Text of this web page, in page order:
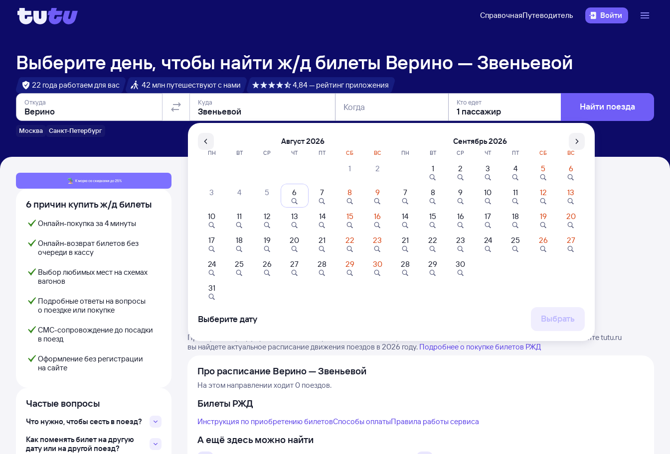
СправочнаяПутеводитель Войти
Выберите день, чтобы найти ж/д билеты Верино — Звеньевой
22 года работаем для вас 42 млн путешествуют с нами 4,84 — рейтинг приложения
Откуда
Москва Санкт-Петербург
Куда Когда Кто едет Найти поезда
6 причин купить ж/д билеты
Онлайн-покупка за 4 минуты
Онлайн-возврат билетов без
очереди в кассу
Выбор любимых мест на схемах
вагонов
Подробные ответы на вопросы
о поездке или покупке
СМС-сопровождение до посадки
в поезд
Оформление без регистрации
на сайте
Частые вопросы
Что нужно, чтобы сесть в поезд?
Как поменять билет на другую
дату или на другой поезд?
Расписание поездов Верино — Звеньевой
Нет рейсов по этому маршруту
Проверьте маршрут рейсов РЖД из Верино в Звеньевой. Обратите внимание, расписание может измениться. На сайте tutu.ru
вы найдете актуальное расписание движения поездов в 2026 году. Подробнее о покупке билетов РЖД
Про расписание Верино — Звеньевой
На этом направлении ходит 0 поездов.
Билеты РЖД
Инструкция по приобретению билетовСпособы оплатыПравила работы сервиса
А ещё здесь можно найти
Август 2026
ПН ВТ СР ЧТ ПТ СБ ВС
1 2
3 4 5 6 7 8 9
10 11 12 13 14 15 16
17 18 19 20 21 22 23
24 25 26 27 28 29 30
31
Сентябрь 2026
ПН ВТ СР ЧТ ПТ СБ ВС
1 2 3 4 5 6
7 8 9 10 11 12 13
14 15 16 17 18 19 20
21 22 23 24 25 26 27
28 29 30
Выберите дату Выбрать